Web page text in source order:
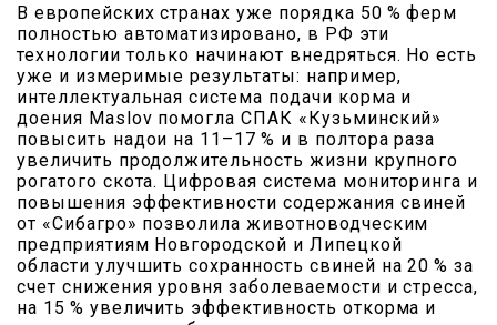
В европейских странах уже порядка 50 % ферм
полностью автоматизировано, в РФ эти
технологии только начинают внедряться. Но есть
уже и измеримые результаты: например,
интеллектуальная система подачи корма и
доения Maslov помогла СПАК «Кузьминский»
повысить надои на 11–17 % и в полтора раза
увеличить продолжительность жизни крупного
рогатого скота. Цифровая система мониторинга и
повышения эффективности содержания свиней
от «Сибагро» позволила животноводческим
предприятиям Новгородской и Липецкой
области улучшить сохранность свиней на 20 % за
счет снижения уровня заболеваемости и стресса,
на 15 % увеличить эффективность откорма и